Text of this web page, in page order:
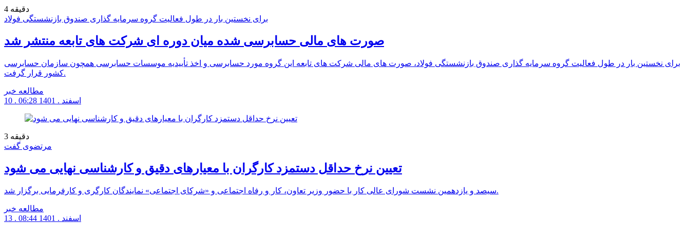
4 دقیقه
برای نخستین بار در طول فعالیت گروه سرمایه گذاری صندوق بازنشستگی فولاد
صورت های مالی حسابرسی شده میان دوره ای شرکت های تابعه منتشر شد
برای نخستین بار در طول فعالیت گروه سرمایه گذاری صندوق بازنشستگی فولاد، صورت های مالی شرکت های تابعه این گروه مورد حسابرسی و اخذ تأییدیه موسسات حسابرسی همچون سازمان حسابرسی
کشور قرار گرفت.
مطالعه خبر
10 . اسفند . 1401
06:28
3 دقیقه
مرتضوی گفت
تعیین نرخ حداقل دستمزد کارگران با معیارهای دقیق و کارشناسی نهایی می‌ شود
سیصد و یازدهمین نشست شورای عالی کار با حضور وزیر تعاون، کار و رفاه اجتماعی و «شرکای اجتماعی» نمایندگان کارگری و کارفرمایی برگزار شد.
مطالعه خبر
13 . اسفند . 1401
08:44